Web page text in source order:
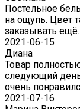
Постельное
на ощупь. Цвет
заказывать
2021-06-15
Диана
Товар
следующий
очень
2021-07-16